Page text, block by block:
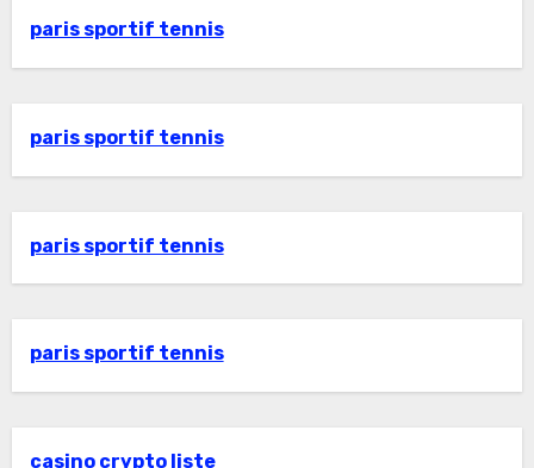
paris sportif tennis
paris sportif tennis
paris sportif tennis
paris sportif tennis
casino crypto liste